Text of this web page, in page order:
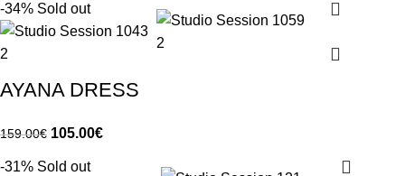
-34% Sold out
AYANA DRESS
159.00€ 105.00€
-31% Sold out